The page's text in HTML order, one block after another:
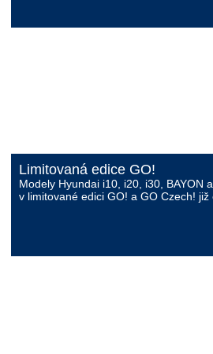
Limitovaná edice GO!
Modely Hyundai i10, i20, i30, BAYON
v limitované edici GO! a GO Czech! již